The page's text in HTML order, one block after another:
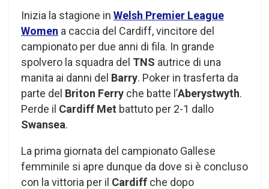
Inizia la stagione in Welsh Premier League
Women a caccia del Cardiff, vincitore del
campionato per due anni di fila. In grande
spolvero la squadra del TNS autrice di una
manita ai danni del Barry. Poker in trasferta da
parte del Briton Ferry che batte l’Aberystwyth.
Perde il Cardiff Met battuto per 2-1 dallo
Swansea.
La prima giornata del campionato Gallese
femminile si apre dunque da dove si è concluso
con la vittoria per il Cardiff che dopo